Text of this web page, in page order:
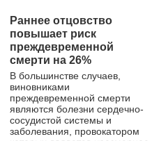
Раннее отцовство
повышает риск
преждевременной
смерти на 26%
В большинстве случаев,
виновниками
преждевременной смерти
являются болезни сердечно-
сосудистой системы и
заболевания, провокатором